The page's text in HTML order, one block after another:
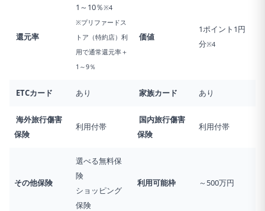
還元率
1～10％※4
※プリファードス
トア（特約店）利
用で通常還元率＋
1～9％
価値
1ポイント1円
分※4
ETCカード あり 家族カード あり
海外旅行傷害
保険
利用付帯
国内旅行傷害
保険
利用付帯
その他保険
選べる無料保
険
ショッピング
保険
利用可能枠 ～500万円